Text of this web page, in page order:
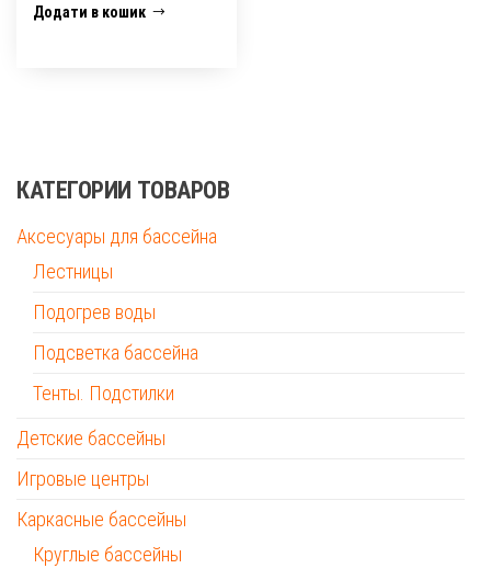
Додати в кошик
КАТЕГОРИИ ТОВАРОВ
Аксесуары для бассейна
Лестницы
Подогрев воды
Подсветка бассейна
Тенты. Подстилки
Детские бассейны
Игровые центры
Каркасные бассейны
Круглые бассейны